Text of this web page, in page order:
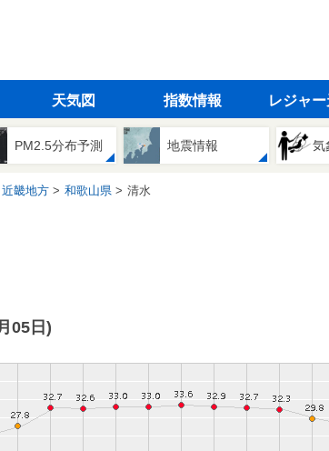
天気図 指数情報 レジャ
PM2.5分布予測 地震情報 気
近畿地方 和歌山県 清水
05日)